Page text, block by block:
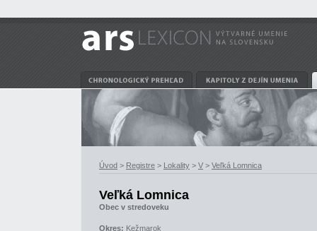
Úvod > Registre > Lokality > V > Veľká Lomnica
Veľká Lomnica
Obec v stredoveku
Okres: Kežmarok